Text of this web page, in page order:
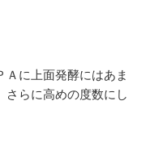
に上面発酵にはあま
さらに高めの度数にし